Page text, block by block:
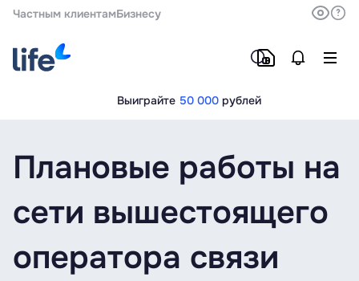
Частным клиентамБизнесу
Выиграйте 50 000 рублей
Плановые работы на
сети вышестоящего
оператора связи